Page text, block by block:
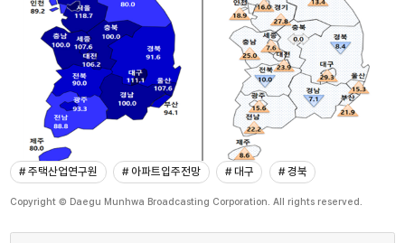
# 주택산업연구원 # 아파트입주전망 # 대구 # 경북
Copyright © Daegu Munhwa Broadcasting Corporation. All rights reserved.